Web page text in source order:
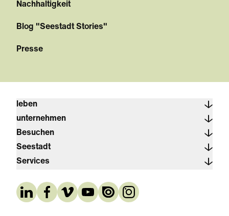
Nachhaltigkeit
Blog "Seestadt Stories"
Presse
leben
unternehmen
Besuchen
Seestadt
Services